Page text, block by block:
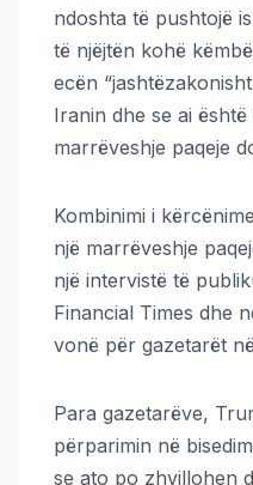
ndoshta të pushtojë
të njëjtën kohë
ecën
Iranin dhe se ai është
marrëveshje paqeje
Kombinimi i
një marrëveshje
një intervistë të
Financial Times dhe
vonë për gazetarët
Para gazetarëve,
përparimin në
se ato po zhvillohen